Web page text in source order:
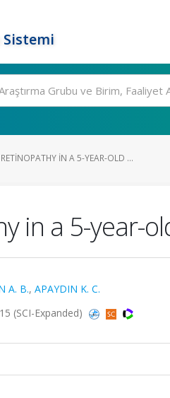
IN A 5-YEAR-OLD ...
in a 5-year-
A. B., APAYDIN K. C.
(SCI-Expanded)